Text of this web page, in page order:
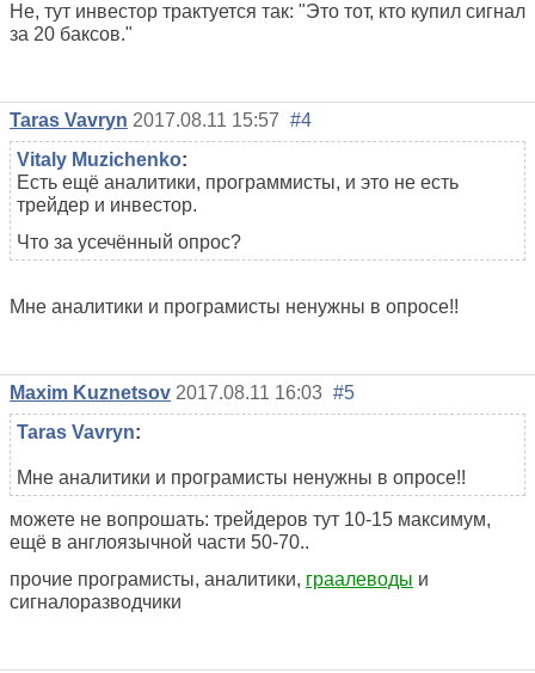
Не, тут инвестор трактуется так: "Это тот, кто купил сигнал
за 20 баксов."
Taras Vavryn 2017.08.11 15:57 #4
Vitaly Muzichenko:
Есть ещё аналитики, программисты, и это не есть
трейдер и инвестор.
Что за усечённый опрос?
Мне аналитики и програмисты ненужны в опросе!!
Maxim Kuznetsov 2017.08.11 16:03 #5
Taras Vavryn:
Мне аналитики и програмисты ненужны в опросе!!
можете не вопрошать: трейдеров тут 10-15 максимум,
ещё в англоязычной части 50-70..
прочие програмисты, аналитики, граалеводы и
сигналоразводчики